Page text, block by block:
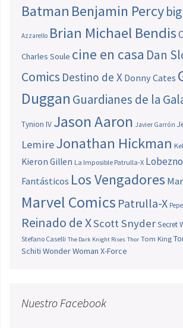
Batman Benjamin Percy
Azzarello Brian Michael Bendis
Charles Soule cine en casa Dan
Comics Destino de X Donny Cates
Duggan Guardianes de la
Tynion IV Jason Aaron Javier Garrón
LemireJonathan Hickman
Kieron Gillen La Imposible Patrulla-X Lobezno
Fantásticos Los Vengadores
Marvel Comics Patrulla-X
Reinado de XScott SnyderSecret
Stefano Caselli The Dark Knight Rises Thor Tom King
Schiti Wonder Woman X-Force
Nuestro Facebook